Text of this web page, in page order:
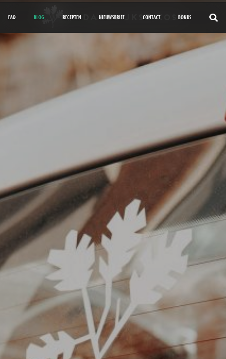
FAQ BLOG RECEPTEN NIEUWSBRIEF CONTACT BONUS